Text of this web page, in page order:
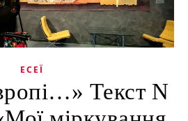
ЕСЕЇ
Текст N